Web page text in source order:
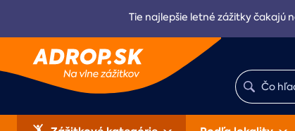
Tie najlepšie letné zážitky čakajú